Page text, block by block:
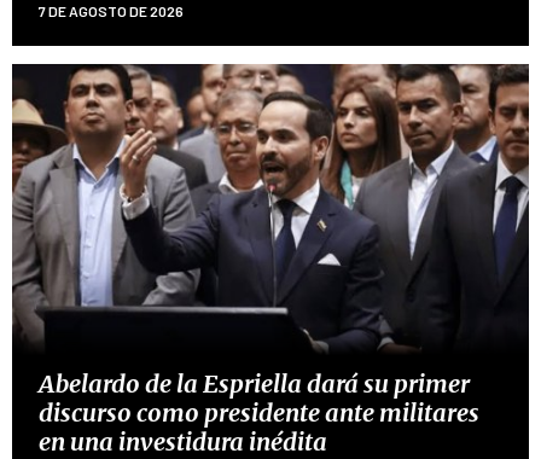
7 DE AGOSTO DE 2026
Abelardo de la Espriella dará su primer
discurso como presidente ante militares
en una investidura inédita